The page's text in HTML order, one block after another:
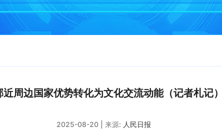
近周边国家优势转化为文化交流动能（记者札记）
2025-08-20 | 来源: 人民日报